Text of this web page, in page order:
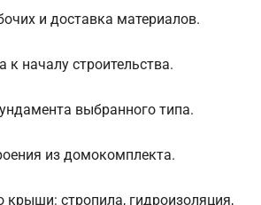
и доставка материалов.
к началу строительства.
выбранного типа.
из домокомплекта.
крыши: стропила, гидроизоляция,